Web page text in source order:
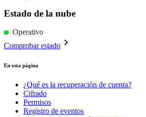
Estado de la nube
Operativo
Comprobar estado
En esta página
¿Qué es la recuperación de cuenta?
Cifrado
Permisos
Registro de eventos